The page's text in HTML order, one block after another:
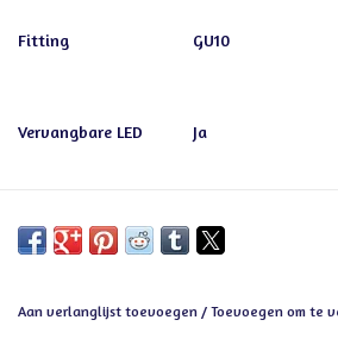
Fitting GU10
Vervangbare LED Ja
Aan verlanglijst toevoegen / Toevoegen om te